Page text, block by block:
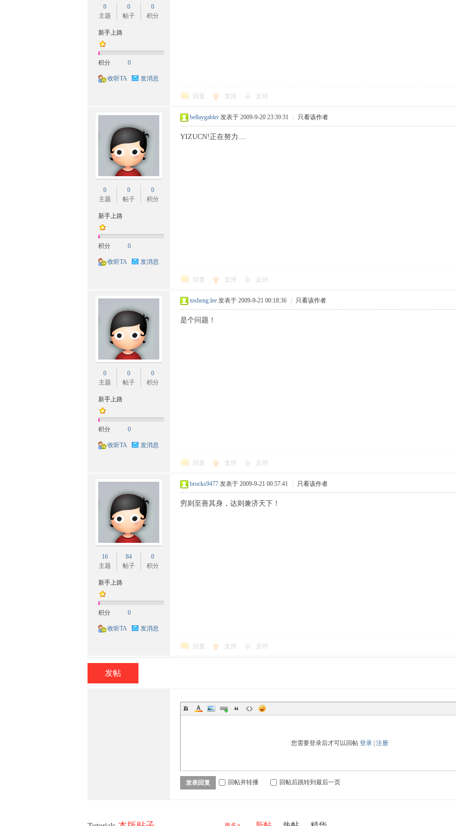
0
主题
0
帖子
0
积分
新手上路
积分 0
收听TA 发消息
回复 支持 反对
0
主题
0
帖子
0
积分
新手上路
积分 0
收听TA 发消息
bellaygabler 发表于 2009-9-20 23:39:31 只看该作者
YIZUCN!正在努力....
回复 支持 反对
0
主题
0
帖子
0
积分
新手上路
积分 0
收听TA 发消息
tosheng.lee 发表于 2009-9-21 00:18:36 只看该作者
是个问题！
回复 支持 反对
16
主题
84
帖子
0
积分
新手上路
积分 0
收听TA 发消息
brocks9477 发表于 2009-9-21 00:57:41 只看该作者
穷则至善其身，达则兼济天下！
回复 支持 反对
发帖
您需要登录后才可以回帖 登录 注册
发表回复 回帖并转播 回帖后跳转到最后一页